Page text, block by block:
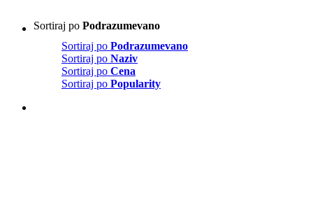
Sortiraj po Podrazumevano
Sortiraj po Podrazumevano
Sortiraj po Naziv
Sortiraj po Cena
Sortiraj po Popularity